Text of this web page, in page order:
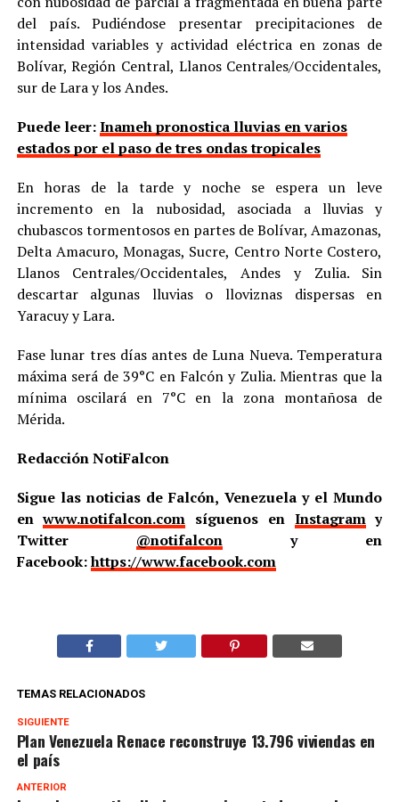
del país. Pudiéndose presentar precipitaciones de
intensidad variables y actividad eléctrica en zonas de
Bolívar, Región Central, Llanos Centrales/Occidentales,
sur de Lara y los Andes.
Puede leer:Inameh pronostica lluvias en varios
estados por el paso de tres ondas tropicales
En horas de la tarde y noche se espera un leve
incremento en la nubosidad, asociada a lluvias y
chubascos tormentosos en partes de Bolívar, Amazonas,
Delta Amacuro, Monagas, Sucre, Centro Norte Costero,
Llanos Centrales/Occidentales, Andes y Zulia. Sin
descartar algunas lluvias o lloviznas dispersas en
Yaracuy y Lara.
Fase lunar tres días antes de Luna Nueva. Temperatura
máxima será de 39°C en Falcón y Zulia. Mientras que la
mínima oscilará en 7°C en la zona montañosa de
Mérida.
Redacción NotiFalcon
Sigue las noticias de Falcón, Venezuela y el Mundo
enwww.notifalcon.com síguenos en Instagramy
Twitter @notifalcony en
Facebook:https://www.facebook.com
TEMAS RELACIONADOS
SIGUIENTE
Plan Venezuela Renace reconstruye 13.796 viviendas en
el país
ANTERIOR